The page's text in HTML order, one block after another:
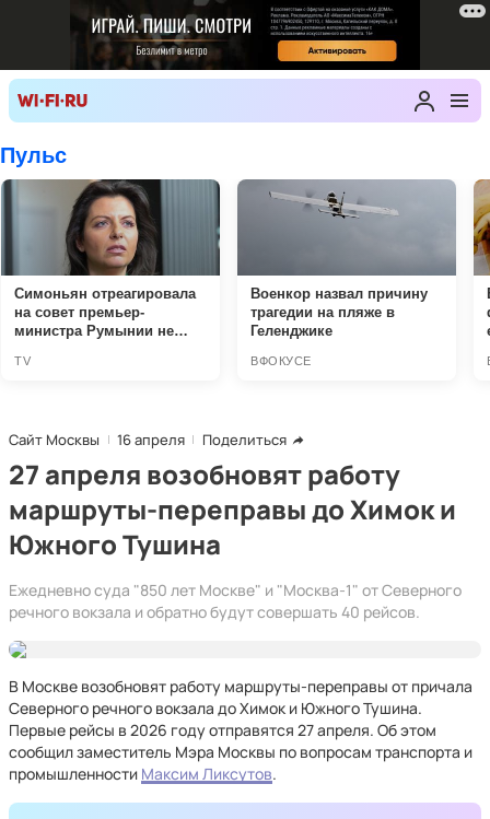
Сайт Москвы 16 апреля Поделиться
27 апреля возобновят работу
маршруты-переправы до Химок и
Южного Тушина
Ежедневно суда "850 лет Москве" и "Москва-1" от Северного
речного вокзала и обратно будут совершать 40 рейсов.
В Москве возобновят работу маршруты-переправы от причала
Северного речного вокзала до Химок и Южного Тушина.
Первые рейсы в 2026 году отправятся 27 апреля. Об этом
сообщил заместитель Мэра Москвы по вопросам транспорта и
промышленности Максим Ликсутов.